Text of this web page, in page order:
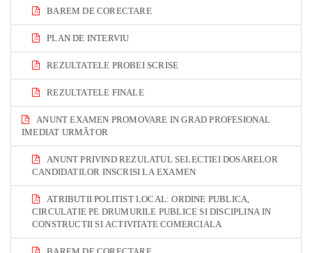
BAREM DE CORECTARE
PLAN DE INTERVIU
REZULTATELE PROBEI SCRISE
REZULTATELE FINALE
ANUNT EXAMEN PROMOVARE IN GRAD PROFESIONAL
IMEDIAT URMĂTOR
ANUNT PRIVIND REZULATUL SELECTIEI DOSARELOR
CANDIDATILOR INSCRISI LA EXAMEN
ATRIBUTII POLITIST LOCAL: ORDINE PUBLICA,
CIRCULATIE PE DRUMURILE PUBLICE SI DISCIPLINA IN
CONSTRUCTII SI ACTIVITATE COMERCIALA
BAREM DE CORECTARE